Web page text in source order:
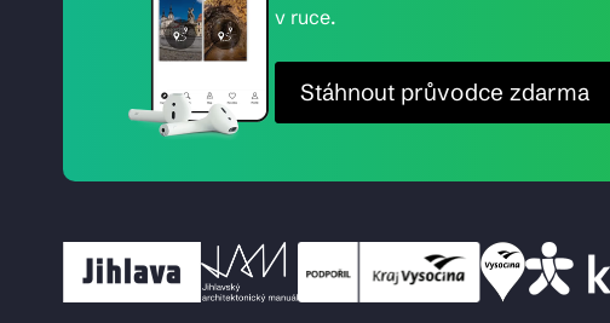
v ruce.
Stáhnout průvodce zdarma